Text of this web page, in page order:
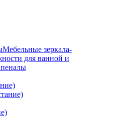
Мебельные зеркала-
для ванной и